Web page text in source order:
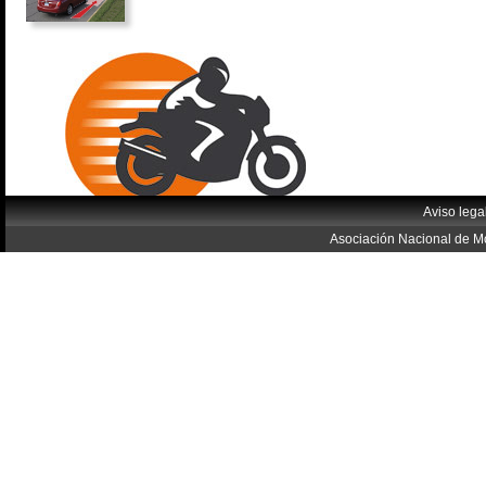
Aviso
Asociación Nacional de